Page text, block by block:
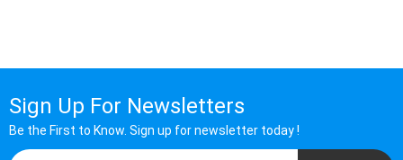
Sign Up For Newsletters
Be the First to Know. Sign up for newsletter today !